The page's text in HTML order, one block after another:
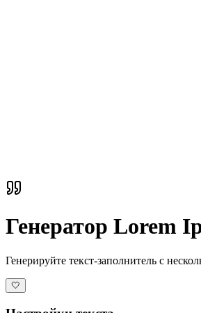
Генератор Lorem
Генерируйте текст-заполнитель с
🤍